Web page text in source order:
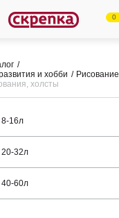
0
и хобби
Рисование
холсты
16л
32л
60л